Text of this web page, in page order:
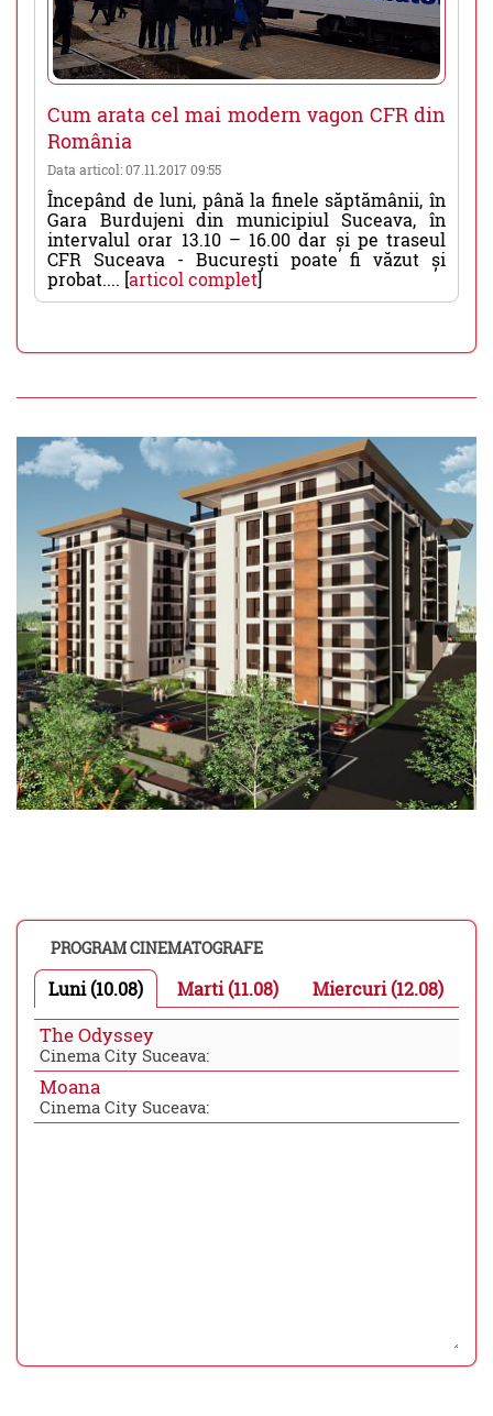
Cum arata cel mai modern vagon CFR din
România
Data articol: 07.11.2017 09:55
Începând de luni, până la finele săptămânii, în
Gara Burdujeni din municipiul Suceava, în
intervalul orar 13.10 – 16.00 dar și pe traseul
CFR Suceava - București poate fi văzut și
probat.... [articol complet]
PROGRAM CINEMATOGRAFE
Luni (10.08) Marti (11.08) Miercuri (12.08)
The Odyssey
Cinema City Suceava:
Moana
Cinema City Suceava: